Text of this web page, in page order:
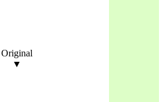
Original
▼